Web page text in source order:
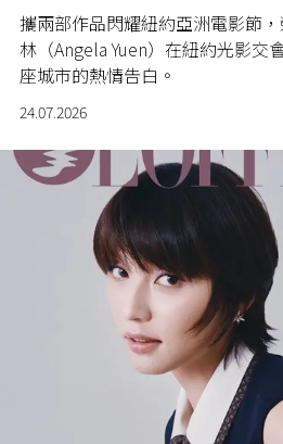
攜兩部作品閃耀紐約亞洲電影節
林（Angela Yuen）在紐約光影交
座城市的熱情告白。
24.07.2026